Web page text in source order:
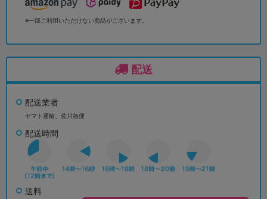
※一部ご利用いただけない商品がございます。
配送
配送業者
ヤマト運輸、佐川急便
配送時間
送料